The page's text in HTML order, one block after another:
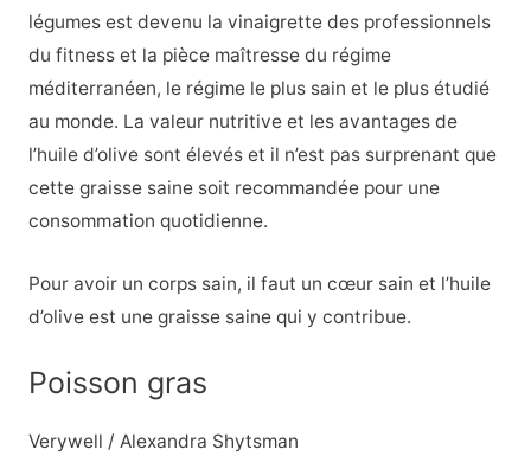
légumes est devenu la vinaigrette des professionnels
du fitness et la pièce maîtresse du régime
méditerranéen, le régime le plus sain et le plus étudié
au monde. La valeur nutritive et les avantages de
l’huile d’olive sont élevés et il n’est pas surprenant que
cette graisse saine soit recommandée pour une
consommation quotidienne.
Pour avoir un corps sain, il faut un cœur sain et l’huile
d’olive est une graisse saine qui y contribue.
Poisson gras
Verywell / Alexandra Shytsman